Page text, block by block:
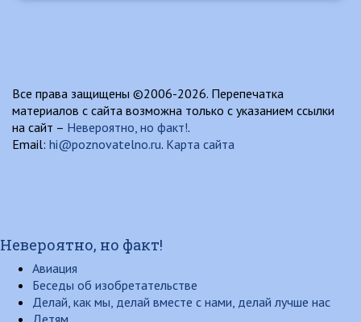
Все права защищены ©2006-2026. Перепечатка
материалов с сайта возможна только с указанием ссылки
на сайт – Невероятно, но факт!.
Email: hi@poznovatelno.ru. Карта сайта
Невероятно, но факт!
Авиация
Беседы об изобретательстве
Делай, как мы, делай вместе с нами, делай лучше нас
Детям